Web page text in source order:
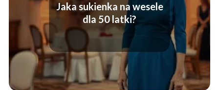
Jaka sukienka na wesele
dla 50 latki?